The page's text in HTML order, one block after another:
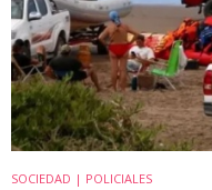
SOCIEDAD | POLICIALES